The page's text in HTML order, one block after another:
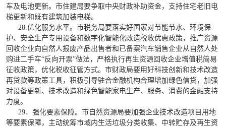
车及电池更新。市住建局要争取中央财政补助资金，支持住宅老旧电
梯更新和既有建筑加装电梯。
28.优化服务水平。市税务局要落实好国家对节能节水、环境保
护、安全生产专用设备和数字化智能化改造税收优惠政策， 推广资源
回收企业向自然人报废产品出售者和已备案汽车销售企业从自然人处
购进二手车“反向开票”做法，严格执行再生资源回收企业增值税简易
征收政策，优化税收征管方式。市财政局要用好科技创新和技术改造
再贷款等政策工具，积极引导驻合金融机构合理增加绿色信贷，加强
对设备更新、技术改造和绿色智能家电生产、服务、消费的金融支持
力度。
29．强化要素保障。市自然资源局要加强企业技术改造项目用地
等要素保障，主动统筹市域内生活垃圾分类收集、中转贮存及再生资